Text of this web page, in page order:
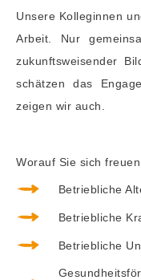
Unsere Kolleginnen
Arbeit. Nur
zukunftsweisender
schätzen das
zeigen wir auch.
Worauf Sie sich
Betriebliche
Betriebliche
Betriebliche